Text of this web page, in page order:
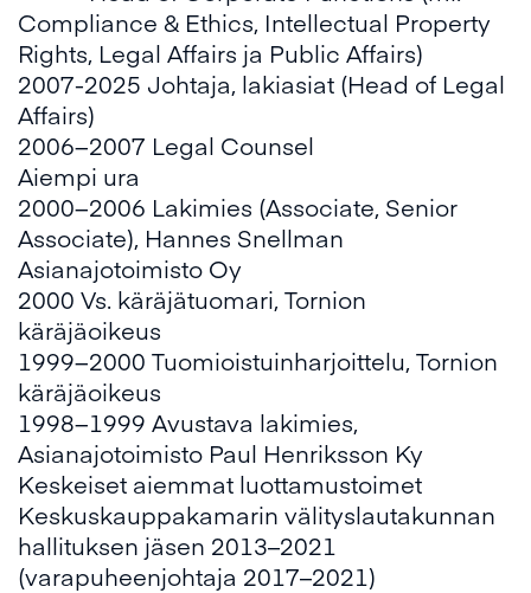
Compliance & Ethics, Intellectual Property
Rights, Legal Affairs ja Public Affairs)
2007-2025 Johtaja, lakiasiat (Head of Legal
Affairs)
2006−2007 Legal Counsel
Aiempi ura
2000−2006 Lakimies (Associate, Senior
Associate), Hannes Snellman
Asianajotoimisto Oy
2000 Vs. käräjätuomari, Tornion
käräjäoikeus
1999−2000 Tuomioistuinharjoittelu, Tornion
käräjäoikeus
1998−1999 Avustava lakimies,
Asianajotoimisto Paul Henriksson Ky
Keskeiset aiemmat luottamustoimet
Keskuskauppakamarin välityslautakunnan
hallituksen jäsen 2013–2021
(varapuheenjohtaja 2017–2021)